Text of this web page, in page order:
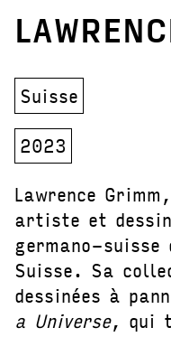
Suisse
2023
Lawrence
artiste et
germano-
Suisse. Sa
dessinées à
a Universe, qui